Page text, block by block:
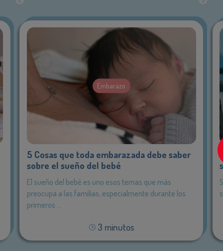
Embarazo
5 Cosas que toda embarazada debe saber
sobre el sueño del bebé
El sueño del bebé es uno esos temas que más
preocupa a las familias, especialmente durante los
primeros ...
3 minutos